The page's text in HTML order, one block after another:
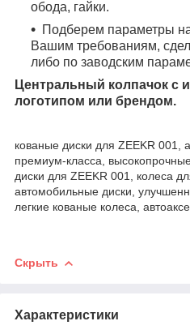
обода, гайки.
Подберем параметры
Вашим требованиям,
либо по заводским
Центральный колпачок с
логотипом или брендом.
кованые диски для ZEEKR 001,
премиум-класса,
диски для ZEEKR 001, колеса
автомобильные диски,
легкие кованые колеса,
Скрыть
Характеристики